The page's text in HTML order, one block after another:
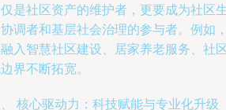
是社区资产的维护者，更要成为社区
调者和基层社会治理的参与者。例如
入智慧社区建设、居家养老服务、社
界不断拓宽。
核心驱动力：科技赋能与专业化升级